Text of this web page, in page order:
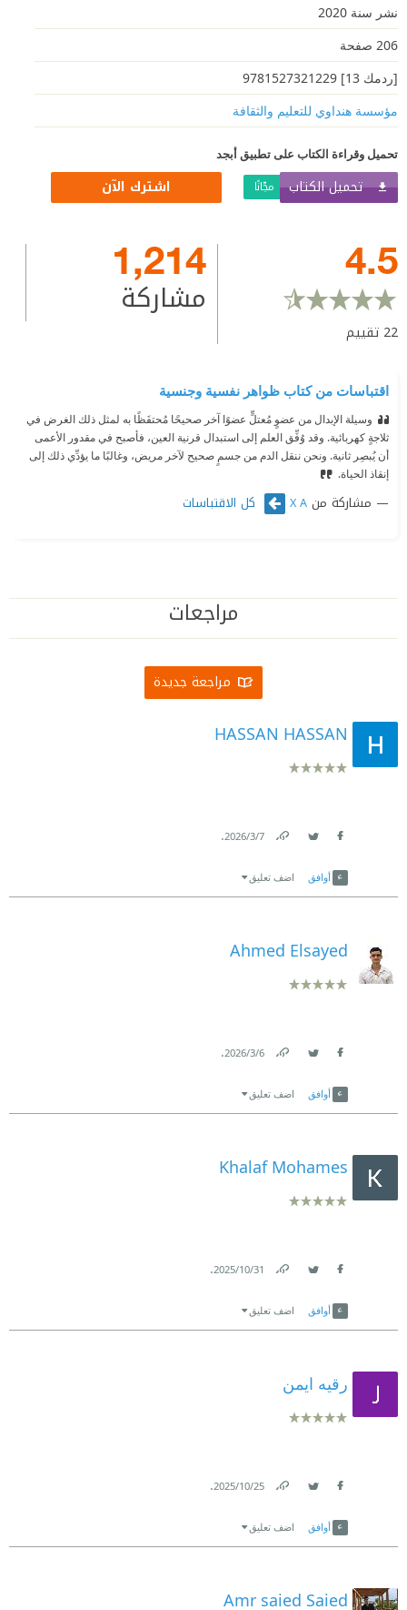
نشر سنة 2020
206 صفحة
[ردمك 13] 9781527321229
مؤسسة هنداوي للتعليم والثقافة
تحميل وقراءة الكتاب على تطبيق أبجد
تحميل الكتاب مجّانًا اشترك الآن
4.5
22 تقييم
1,214
مشاركة
اقتباسات من كتاب ظواهر نفسية وجنسية
وسيلة الإبدال من عضوٍ مُعتلٍّ عضوًا آخر صحيحًا مُحتفَظًا به لمثل ذلك الغرض في
ثلاجةٍ كهربائية. وقد وُفِّق العلم إلى استبدال قرنية العين، فأصبح في مقدور الأعمى
أن يُبصِر ثانية. ونحن ننقل الدم من جسمٍ صحيح لآخر مريض، وغالبًا ما يؤدِّي ذلك إلى
إنقاذ الحياة.
مشاركة من X A كل الاقتباسات
مراجعات
مراجعة جديدة
HASSAN HASSAN
7‏/3‏/2026
.
أوافق اضف تعليق
Ahmed Elsayed
6‏/3‏/2026
.
أوافق اضف تعليق
Khalaf Mohames
31‏/10‏/2025
.
أوافق اضف تعليق
رقيه ايمن
25‏/10‏/2025
.
أوافق اضف تعليق
Amr saied Saied